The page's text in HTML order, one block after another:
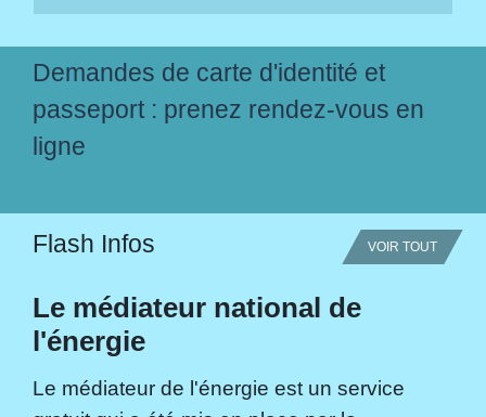
Demandes de carte d'identité et
passeport : prenez rendez-vous en
ligne
Flash Infos VOIR TOUT
Le médiateur national de
l'énergie
Le médiateur de l'énergie est un service